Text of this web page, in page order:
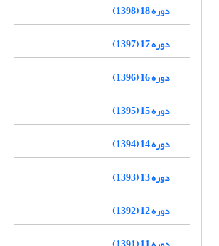
دوره 18 (1398)
دوره 17 (1397)
دوره 16 (1396)
دوره 15 (1395)
دوره 14 (1394)
دوره 13 (1393)
دوره 12 (1392)